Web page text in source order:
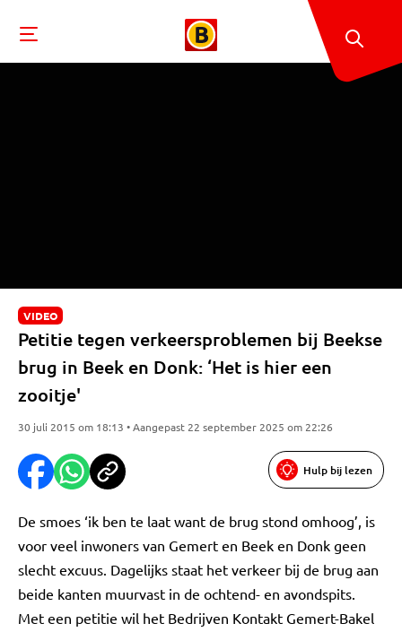
VIDEO
Petitie tegen verkeersproblemen bij Beekse
brug in Beek en Donk: ‘Het is hier een
zooitje'
30 juli 2015 om 18:13 • Aangepast 22 september 2025 om 22:26
Hulp bij lezen
De smoes ‘ik ben te laat want de brug stond omhoog’, is
voor veel inwoners van Gemert en Beek en Donk geen
slecht excuus. Dagelijks staat het verkeer bij de brug aan
beide kanten muurvast in de ochtend- en avondspits.
Met een petitie wil het Bedrijven Kontakt Gemert-Bakel